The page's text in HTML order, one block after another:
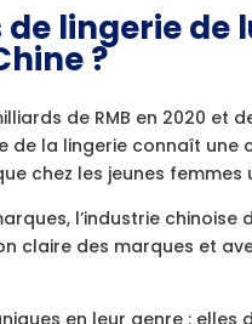
de lingerie
?
de RMB en 2020 et
de la lingerie connaît
chez les jeunes femmes
l’industrie chinoise
claire des marques et